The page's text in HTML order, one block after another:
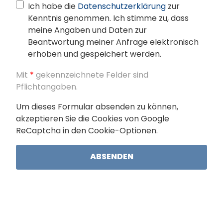
Ich habe die Datenschutzerklärung zur
Kenntnis genommen. Ich stimme zu, dass
meine Angaben und Daten zur
Beantwortung meiner Anfrage elektronisch
erhoben und gespeichert werden.
Mit * gekennzeichnete Felder sind
Pflichtangaben.
Um dieses Formular absenden zu können,
akzeptieren Sie die Cookies von Google
ReCaptcha in den Cookie-Optionen.
REQUESTS
The
user
has
sent